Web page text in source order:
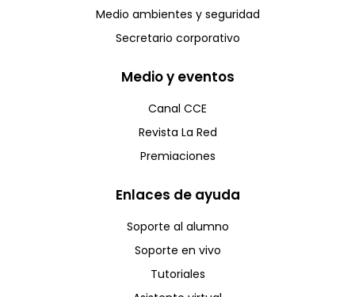
Medio ambientes y seguridad
Secretario corporativo
Medio y eventos
Canal CCE
Revista La Red
Premiaciones
Enlaces de ayuda
Soporte al alumno
Soporte en vivo
Tutoriales